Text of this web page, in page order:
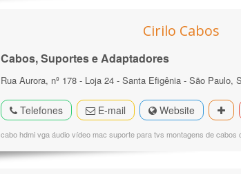
Cirilo Cabos
Cabos, Suportes e Adaptadores
Rua Aurora, nº 178 - Loja 24 - Santa Efigênia - São Paulo,
Telefones E-mail Website
cabo hdmi vga áudio vídeo mac suporte para tvs montagens de